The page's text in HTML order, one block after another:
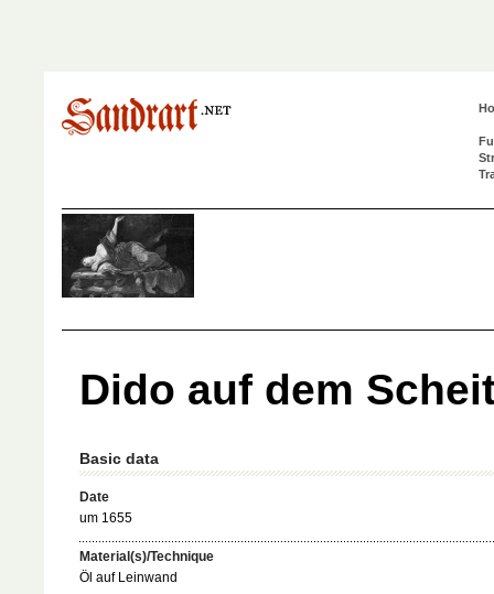
Dido auf dem
Basic data
Date
um 1655
Material(s)/Technique
Öl auf Leinwand